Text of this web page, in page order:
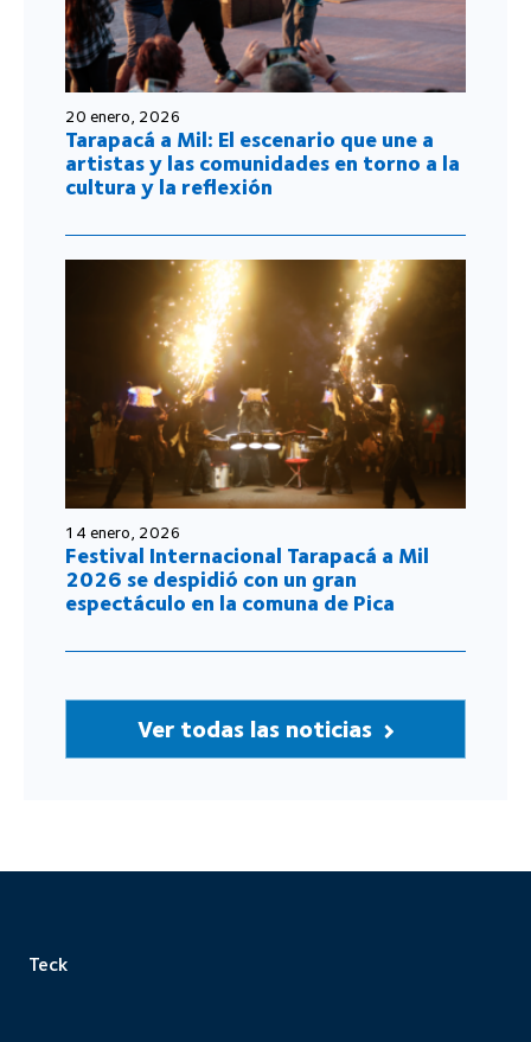
20 enero, 2026
Tarapacá a Mil: El escenario que une a
artistas y las comunidades en torno a la
cultura y la reflexión
14 enero, 2026
Festival Internacional Tarapacá a Mil
2026 se despidió con un gran
espectáculo en la comuna de Pica
Ver todas las noticias
Teck